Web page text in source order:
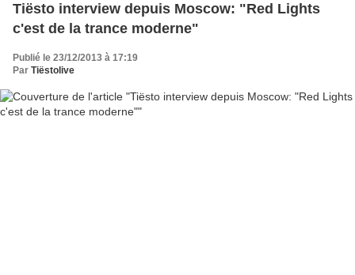
Tiësto interview depuis Moscow: "Red Lights
c'est de la trance moderne"
Publié le 23/12/2013 à 17:19
Par Tiëstolive